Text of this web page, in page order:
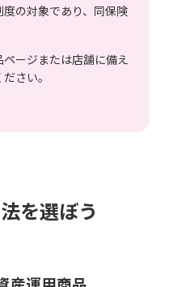
の対象であり、同保険
ージまたは店舗に備え
さい。
を選ぼう